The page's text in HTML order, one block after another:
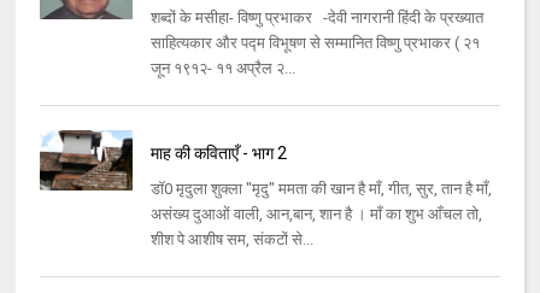
शब्दों के मसीहा- विष्णु प्रभाकर -देवी नागरानी हिंदी के प्रख्यात
साहित्यकार और पद्म विभूषण से सम्मानित विष्णु प्रभाकर ( २१
जून १९१२- ११ अप्रैल २...
माह की कविताएँ - भाग 2
डॉ0 मृदुला शुक्ला "मृदु" ममता की खान है माँ, गीत, सुर, तान है माँ,
असंख्य दुआओं वाली, आन,बान, शान है । माँ का शुभ आँचल तो,
शीश पे आशीष सम, संकटों से...